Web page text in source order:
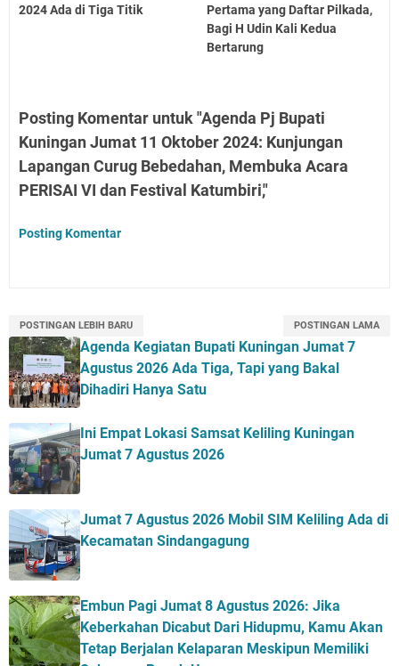
2024 Ada di Tiga Titik
Pertama yang Daftar Pilkada,
Bagi H Udin Kali Kedua
Bertarung
Posting Komentar untuk "Agenda Pj Bupati
Kuningan Jumat 11 Oktober 2024: Kunjungan
Lapangan Curug Bebedahan, Membuka Acara
PERISAI VI dan Festival Katumbiri,"
Posting Komentar
POSTINGAN LEBIH BARU POSTINGAN LAMA
Agenda Kegiatan Bupati Kuningan Jumat 7
Agustus 2026 Ada Tiga, Tapi yang Bakal
Dihadiri Hanya Satu
Ini Empat Lokasi Samsat Keliling Kuningan
Jumat 7 Agustus 2026
Jumat 7 Agustus 2026 Mobil SIM Keliling Ada di
Kecamatan Sindangagung
Embun Pagi Jumat 8 Agustus 2026: Jika
Keberkahan Dicabut Dari Hidupmu, Kamu Akan
Tetap Berjalan Kelaparan Meskipun Memiliki